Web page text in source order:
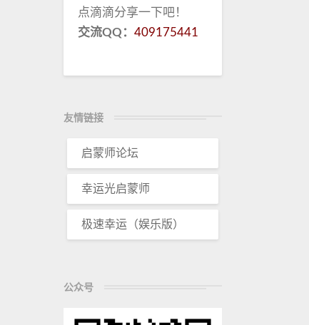
点滴滴分享一下吧！
交流QQ： 409175441
友情链接
启蒙师论坛
幸运光启蒙师
极速幸运（娱乐版）
公众号